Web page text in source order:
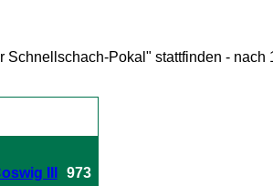
Pokal" stattfinden - nach
III 973